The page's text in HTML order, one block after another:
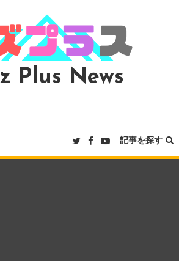
Plus News
記事を探す